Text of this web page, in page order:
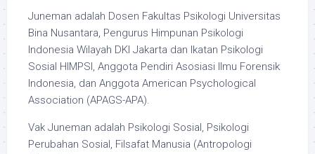
Juneman adalah Dosen Fakultas Psikologi Universitas
Bina Nusantara, Pengurus Himpunan Psikologi
Indonesia Wilayah DKI Jakarta dan Ikatan Psikologi
Sosial HIMPSI, Anggota Pendiri Asosiasi Ilmu Forensik
Indonesia, dan Anggota American Psychological
Association (APAGS-APA).
Vak Juneman adalah Psikologi Sosial, Psikologi
Perubahan Sosial, Filsafat Manusia (Antropologi